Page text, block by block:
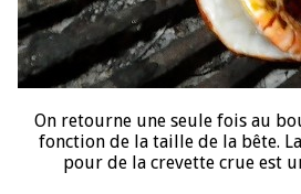
On retourne une seule fois au
fonction de la taille de la bête.
pour de la crevette crue est